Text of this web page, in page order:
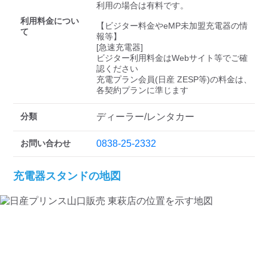
検索する
利用料金につい
て
利用の場合は有料です。
【ビジター料金やeMP未加盟充電器の情
報等】
[急速充電器]
ビジター利用料金はWebサイト等でご確
認ください
充電プラン会員(日産 ZESP等)の料金は、
各契約プランに準じます
分類 ディーラー/レンタカー
お問い合わせ 0838-25-2332
充電器スタンドの地図